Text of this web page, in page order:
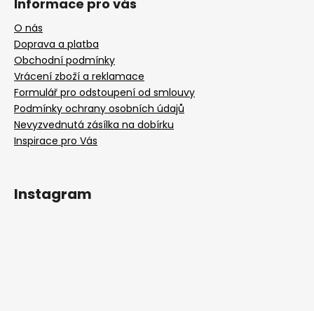
Informace pro vás
O nás
Doprava a platba
Obchodní podmínky
Vrácení zboží a reklamace
Formulář pro odstoupení od smlouvy
Podmínky ochrany osobních údajů
Nevyzvednutá zásílka na dobírku
Inspirace pro Vás
Instagram